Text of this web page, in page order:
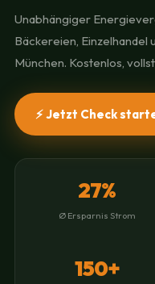
Unabhängiger
Bäckereien,
München. Kostenlos,
⚡ Jetzt Check
27%
Ø Ersparnis Strom
150+